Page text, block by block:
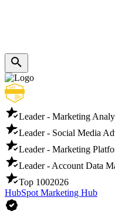
Leader - Marketing
Leader - Social Media
Leader - Marketing
Leader - Account Data
Top 1002026
HubSpot Marketing Hub